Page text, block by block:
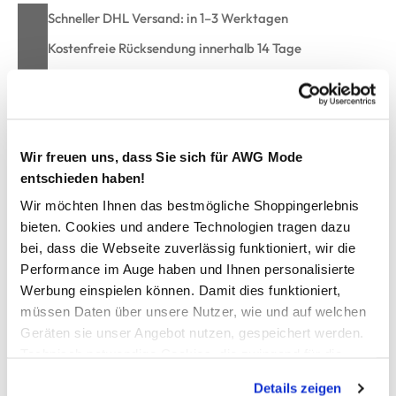
Wir freuen uns, dass Sie sich für AWG Mode
entschieden haben!
Wir möchten Ihnen das bestmögliche Shoppingerlebnis
bieten. Cookies und andere Technologien tragen dazu
bei, dass die Webseite zuverlässig funktioniert, wir die
Performance im Auge haben und Ihnen personalisierte
Werbung einspielen können. Damit dies funktioniert,
müssen Daten über unsere Nutzer, wie und auf welchen
Geräten sie unser Angebot nutzen, gespeichert werden.
Details zeigen
Schneller DHL Versand: in 1–3 Werktagen
Kostenfreie Rücksendung innerhalb 14 Tage
Damen Strandtasche mit Leomotiv
praktische Tasche von Sure
hohe Form mit viel Platz
weiche Träger
offene Innentasche